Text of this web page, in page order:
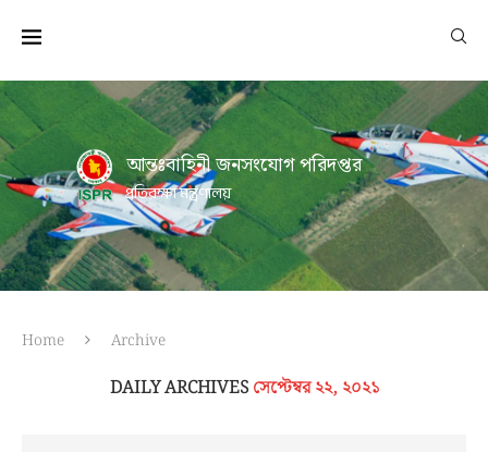
আন্তঃবাহিনী জনসংযোগ পরিদপ্তর
প্রতিরক্ষা মন্ত্রণালয়
Home Archive
DAILY ARCHIVES সেপ্টেম্বর ২২, ২০২১